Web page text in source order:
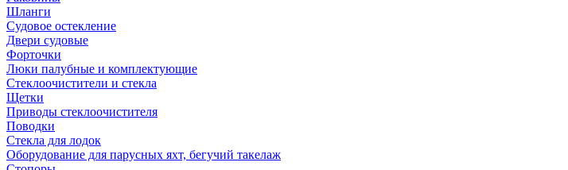
Шланги
Судовое остекление
Двери судовые
Форточки
Люки палубные и комплектующие
Стеклоочистители и стекла
Щетки
Приводы стеклоочистителя
Поводки
Стекла для лодок
Оборудование для парусных яхт, бегучий такелаж